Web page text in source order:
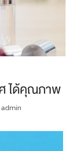
ได้คุณภาพ
admin